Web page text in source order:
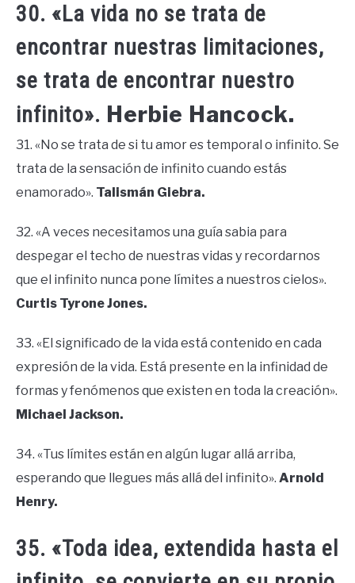
30. «La vida no se trata de
encontrar nuestras limitaciones,
se trata de encontrar nuestro
infinito». Herbie Hancock.
31. «No se trata de si tu amor es temporal o infinito. Se
trata de la sensación de infinito cuando estás
enamorado». Talismán Giebra.
32. «A veces necesitamos una guía sabia para
despegar el techo de nuestras vidas y recordarnos
que el infinito nunca pone límites a nuestros cielos».
Curtis Tyrone Jones.
33. «El significado de la vida está contenido en cada
expresión de la vida. Está presente en la infinidad de
formas y fenómenos que existen en toda la creación».
Michael Jackson.
34. «Tus límites están en algún lugar allá arriba,
esperando que llegues más allá del infinito». Arnold
Henry.
35. «Toda idea, extendida hasta el